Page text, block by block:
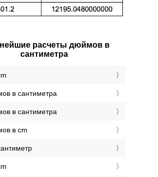
расчеты дюймов в
сантиметра
в сантиметра
в сантиметра
в cm